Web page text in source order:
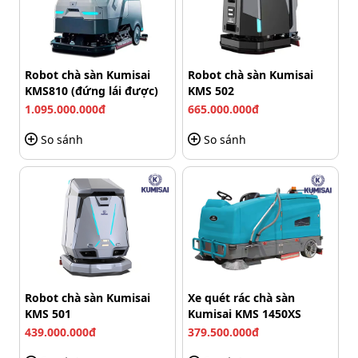
Máy vừa chà vừa hút cùng lúc đem lại hiệu quả làm sạch
tối ưu
Vì sao máy chà sàn công nghiệp
liên hợp Kumisai KMS 58C được ưa
Robot chà sàn Kumisai
KMS810 (đứng lái được)
1.095.000.000đ
So sánh
Robot chà sàn Kumisai
KMS 502
665.000.000đ
So sánh
Robot chà sàn Kumisai
KMS 501
439.000.000đ
Xe quét rác chà sàn
Kumisai KMS 1450XS
379.500.000đ